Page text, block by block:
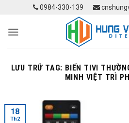
content
0984-330-139
LƯU TRỮ TAG: BIẾN TIVI
MINH VIỆT TRÌ
18
Th2